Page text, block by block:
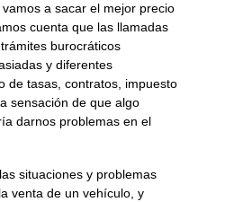
a sacar el mejor precio
cuenta que las llamadas
burocráticos
y diferentes
de tasas, contratos, impuesto
sensación de que algo
darnos problemas en el
situaciones y problemas
venta de un vehículo, y